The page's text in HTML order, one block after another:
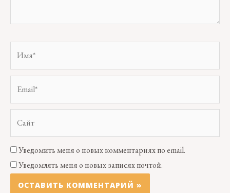
Уведомить меня о новых комментариях по email.
Уведомлять меня о новых записях почтой.